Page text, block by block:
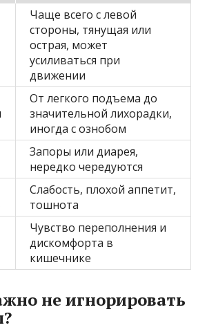
Чаще всего с левой
стороны, тянущая или
острая, может
усиливаться при
движении
От легкого подъема до
значительной лихорадки,
иногда с ознобом
Запоры или диарея,
нередко чередуются
Слабость, плохой аппетит,
тошнота
Чувство переполнения и
дискомфорта в
кишечнике
не игнорировать